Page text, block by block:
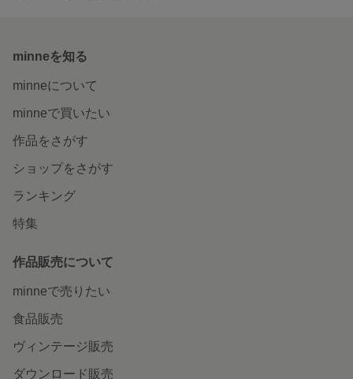
minneを知る
minneについて
minneで買いたい
作品をさがす
ショップをさがす
ランキング
特集
作品販売について
minneで売りたい
食品販売
ヴィンテージ販売
ダウンロード販売